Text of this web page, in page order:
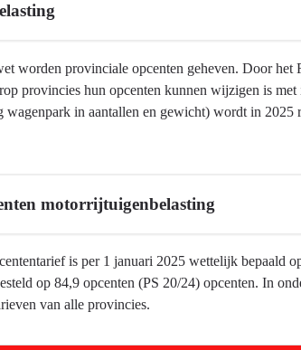
worden provinciale opcenten geheven. Door
provincies hun opcenten kunnen wijzigen is
in aantallen en gewicht) wordt in 2025
motorrijtuigenbelasting
is per 1 januari 2025 wettelijk bepaald
op 84,9 opcenten (PS 20/24) opcenten. In
van alle provincies.